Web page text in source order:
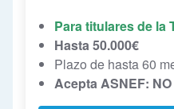
Para titulares de la
Hasta 50.000€
Plazo de hasta 60
Acepta ASNEF: NO